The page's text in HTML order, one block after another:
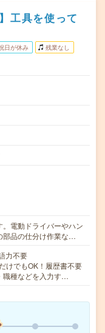
工具を使って
日が休み 残業なし
電動ドライバーやハン
部品の仕分け作業な…
力不要
けでもOK！履歴書不要
職種などを入力す…